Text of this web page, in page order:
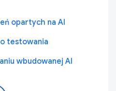
opartych na AI
testowania
wbudowanej AI